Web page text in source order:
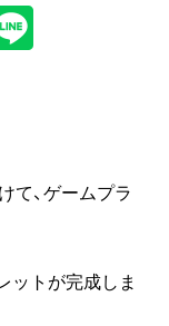
て、ゲームプラ
ットが完成しま